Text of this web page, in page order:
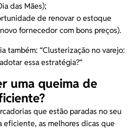
das Mães);
de renovar o estoque
fornecedor com bons preços).
também: “Clusterização no varejo:
essa estratégia?“
uma queima de
que estão paradas no seu
eficiente, as melhores dicas que